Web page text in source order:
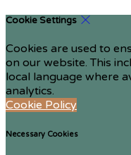
Cookie Settings
Cookies are used to
on our website. This
local language where
analytics.
Cookie Policy
Necessary Cookies